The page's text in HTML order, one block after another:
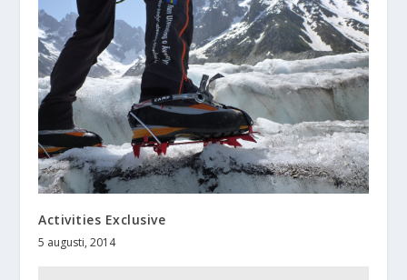
Activities Exclusive
5 augusti, 2014